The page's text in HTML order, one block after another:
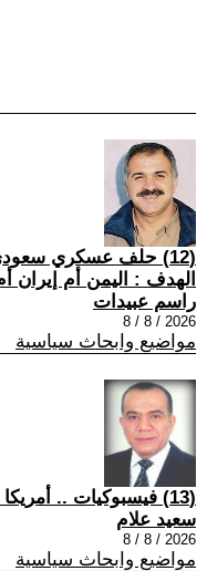
(12) حلف عسكري
الهدف : اليمن أم إيران
راسم عبيدات
2026 / 8 / 8
مواضيع وابحاث سياسية
(13) فيسبوكيات .. أمريكا تستعين بصديق!
سعيد علام
2026 / 8 / 8
مواضيع وابحاث سياسية